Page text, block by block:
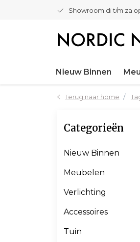
Showroom di t/m za
Nieuw Binnen
Terug naar home
Categorieën
Nieuw Binnen
Meubelen
Verlichting
Accessoires
Tuin